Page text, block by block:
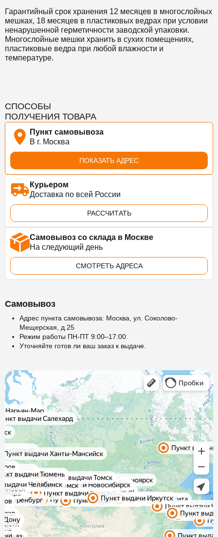
Гарантийный срок хранения 12 месяцев в многослойных
мешках, 18 месяцев в пластиковых ведрах при условии
ненарушенной герметичности заводской упаковки.
Многослойные мешки хранить в сухих помещениях,
пластиковые ведра при любой влажности и
температуре.
СПОСОБЫ
ПОЛУЧЕНИЯ ТОВАРА
Пункт самовывоза
В г. Москва
ПОКАЗАТЬ АДРЕС
Курьером
Доставка по всей России
РАССЧИТАТЬ
Самовывоз со склада в Москве
На следующий день
СМОТРЕТЬ АДРЕСА
Самовывоз
Адрес пункта самовывоза: Москва, ул. Соколово-
Мещерская, д.25
Режим работы ПН-ПТ 9:00–17:00.
Уточняйте готов ли ваш заказ к выдаче.